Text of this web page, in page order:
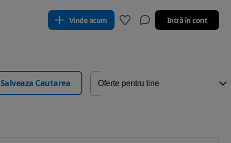
Vinde acum Intră în cont
Salveaza Cautarea